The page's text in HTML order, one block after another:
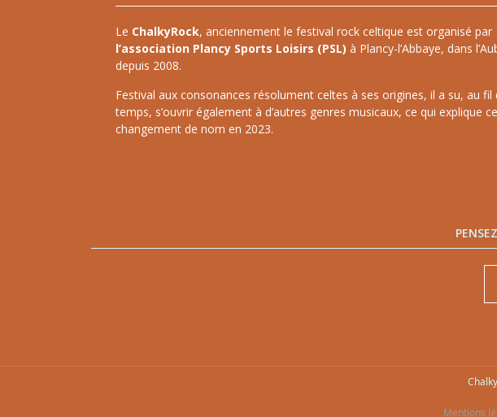
Le ChalkyRock, anciennement le festival rock celtique est organisé par
l’association Plancy Sports Loisirs (PSL) à Plancy-l’Abbaye, dans
depuis 2008.
Festival aux consonances résolument celtes à ses origines, il a su, au fil
temps, s’ouvrir également à d’autres genres musicaux, ce qui explique ce
changement de nom en 2023.
Mentions